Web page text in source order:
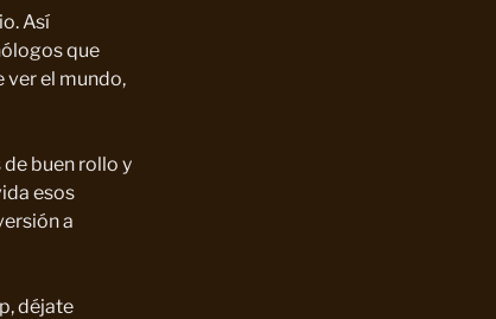
Así
que
ver el mundo,
buen rollo y
esos
a
déjate